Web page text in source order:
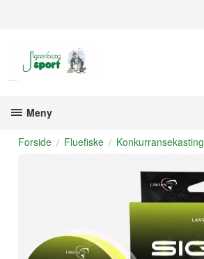
Meny
Forside Fluefiske Konkurransekasting